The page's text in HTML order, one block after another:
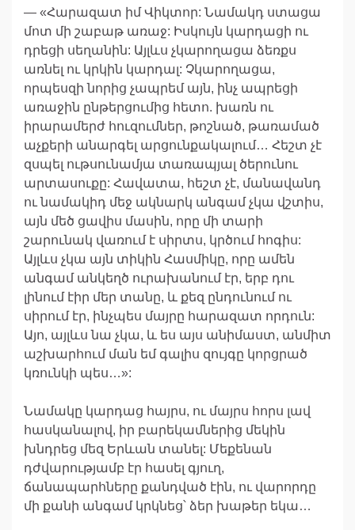
— «Հարազատ իմ Վիկտոր: Նամակդ ստացա
մոտ մի շաբաթ առաջ: Իսկույն կարդացի ու
դրեցի սեղանին: Այլևս չկարողացա ձեռքս
առնել ու կրկին կարդալ: Չկարողացա,
որպեսզի նորից չապրեմ այն, ինչ ապրեցի
առաջին ընթերցումից հետո. խառն ու
իրարամերժ հուզումներ, թոշնած, թառամած
աչքերի անարգել արցունքակալում… Հեշտ չէ
զսպել ութսունամյա տառապյալ ծերունու
արտասուքը: Հավատա, հեշտ չէ, մանավանդ
ու նամակիդ մեջ ակնարկ անգամ չկա վշտիս,
այն մեծ ցավիս մասին, որը մի տարի
շարունակ վառում է սիրտս, կրծում հոգիս:
Այլևս չկա այն տիկին Հասմիկը, որը ամեն
անգամ անկեղծ ուրախանում էր, երբ դու
լինում էիր մեր տանը, և քեզ ընդունում ու
սիրում էր, ինչպես մայրը հարազատ որդուն:
Այո, այլևս նա չկա, և ես այս անիմաստ, անմիտ
աշխարհում ման եմ գալիս զույգը կորցրած
կռունկի պես…»:
Նամակը կարդաց հայրս, ու մայրս հորս լավ
հասկանալով, իր բարեկամներից մեկին
խնդրեց մեզ Երևան տանել: Մեքենան
դժվարությամբ էր հասել գյուղ,
ճանապարհները քանդված էին, ու վարորդը
մի քանի անգամ կրկնեց՝ ձեր խաթեր եկա…